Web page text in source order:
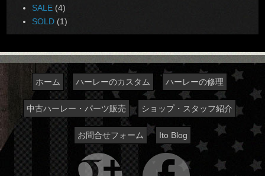
SALE (4)
SOLD (1)
ホーム ハーレーのカスタム ハーレーの修理
中古ハーレー・パーツ販売 ショップ・スタッフ紹介
お問合せフォーム Ito Blog